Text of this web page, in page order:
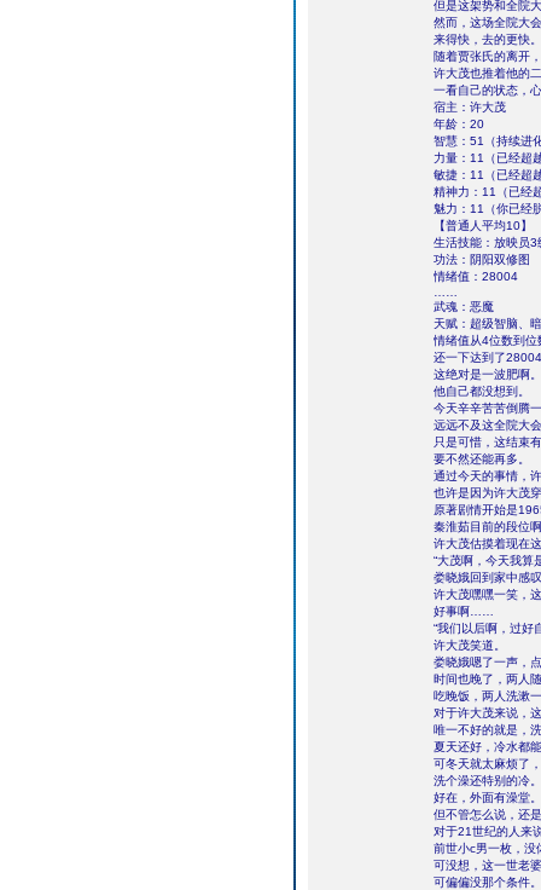
但是这架势和全院
然而，这场全院大
来得快，去的更快。
随着贾张氏的离开
许大茂也推着他的
一看自己的状态，
宿主：许大茂
年龄：20
智慧：51（持续进
力量：11（已经超
敏捷：11（已经超
精神力：11（已经
魅力：11（你已经
【普通人平均10】
生活技能：放映员
功法：阴阳双修图
情绪值：28004
武魂：恶魔
天赋：超级智脑、
情绪值从4位数到位
还一下达到了
这绝对是一波肥啊。
他自己都没想到。
今天辛辛苦苦倒腾
远远不及这全院大
只是可惜，这结束
要不然还能再多。
通过今天的事情，
也许是因为许大茂
原著剧情开始是
秦淮茹目前的段位
许大茂估摸着现在
“大茂啊，今天我算
娄晓娥回到家中感
许大茂嘿嘿一笑，
好事啊……
“我们以后啊，过好
许大茂笑道。
娄晓娥嗯了一声，
时间也晚了，两人
吃晚饭，两人洗漱
对于许大茂来说，
唯一不好的就是，
夏天还好，冷水都
可冬天就太麻烦了
洗个澡还特别的冷。
好在，外面有澡堂。
但不管怎么说，还
对于21世纪的人来
前世小c男一枚，没
可没想，这一世老
可偏偏没那个条件。